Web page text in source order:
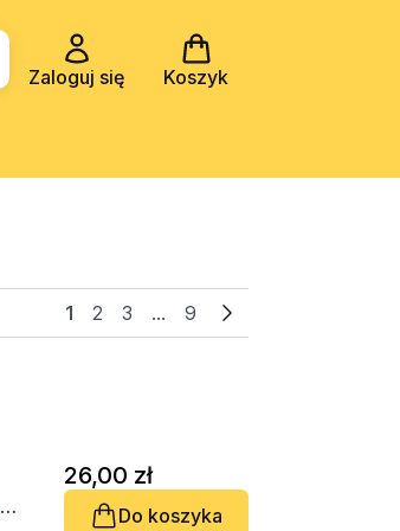
Zaloguj się Koszyk
1 2 3 ... 9
26,00 zł
Do koszyka